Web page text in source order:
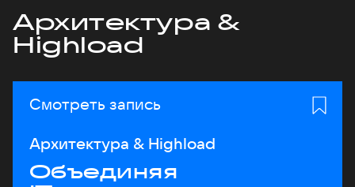
Архитектура &
Highload
Смотреть запись
Архитектура & Highload
Объединяя